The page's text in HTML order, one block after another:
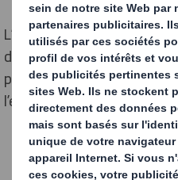
L’empreinte écologique
des indicateurs permettant
pays ou d’une entreprise,
l’environnement, mais à